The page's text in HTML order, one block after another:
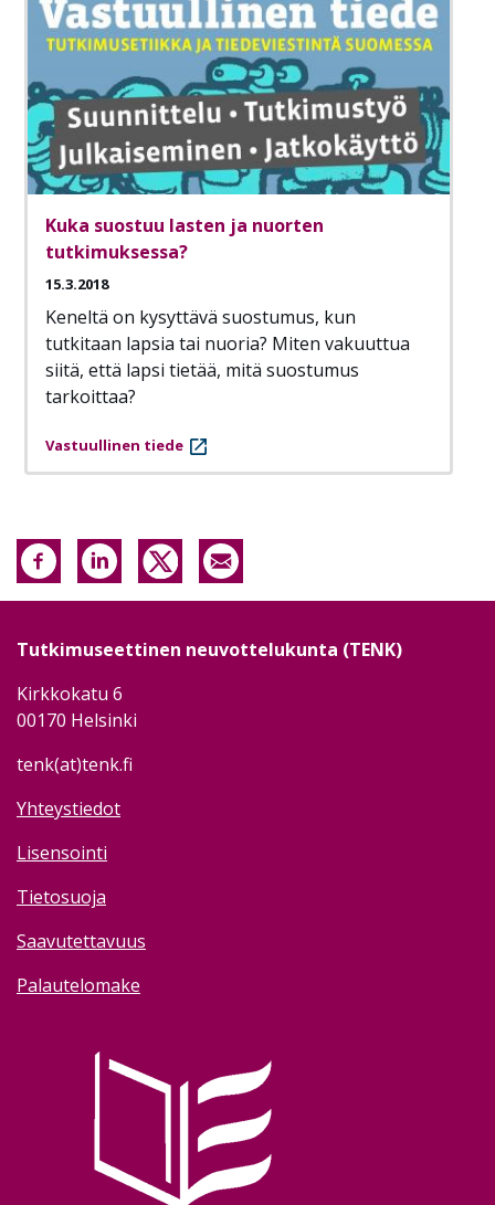
Kuka suostuu lasten ja nuorten
tutkimuksessa?
15.3.2018
Keneltä on kysyttävä suostumus, kun
tutkitaan lapsia tai nuoria? Miten vakuuttua
siitä, että lapsi tietää, mitä suostumus
tarkoittaa?
Vastuullinen tiede
Tutkimuseettinen neuvottelukunta (TENK)
Kirkkokatu 6
00170 Helsinki
tenk(at)tenk.fi
Yhteystiedot
Lisensointi
Tietosuoja
Saavutettavuus
Palautelomake